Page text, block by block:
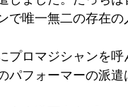
で唯一無二の存在
プロマジシャンを
パフォーマーの派